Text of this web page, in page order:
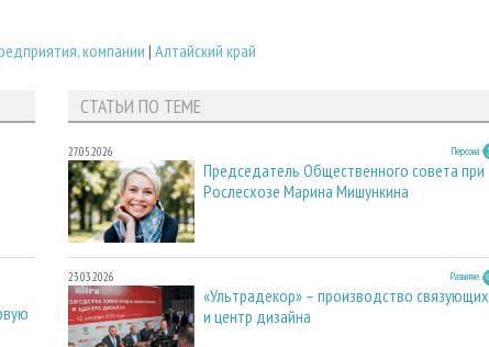
компании| Алтайский край
СТАТЬИ ПО ТЕМЕ
27.05.2026 Персона
Председатель Общественного совета при
Рослесхозе Марина Мишункина
23.03.2026 Развитие
«Ультрадекор» – производство связующих
и центр дизайна